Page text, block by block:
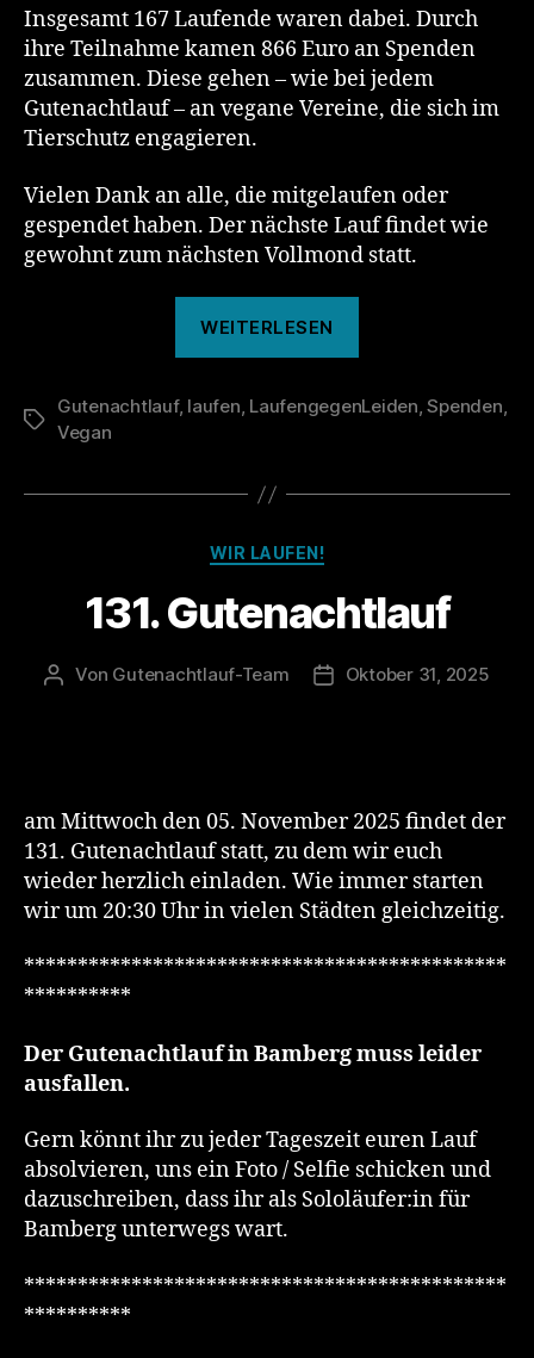
Insgesamt 167 Laufende waren dabei. Durch
ihre Teilnahme kamen 866 Euro an Spenden
zusammen. Diese gehen – wie bei jedem
Gutenachtlauf – an vegane Vereine, die sich im
Tierschutz engagieren.
Vielen Dank an alle, die mitgelaufen oder
gespendet haben. Der nächste Lauf findet wie
gewohnt zum nächsten Vollmond statt.
WEITERLESEN
131.
Schlagwörter
Gutenachtlauf, laufen, LaufengegenLeiden,Spenden,
Vegan
Kategorien
WIR LAUFEN!
131. Gutenachtlauf
Beitragsautor
Von Gutenachtlauf-Team Veröffentlichungsdatum
Oktober 31, 2025
am Mittwoch den 05. November 2025 findet der
131. Gutenachtlauf statt, zu dem wir euch
wieder herzlich einladen. Wie immer starten
wir um 20:30 Uhr in vielen Städten gleichzeitig.
*********************************************
**********
Der Gutenachtlauf in Bamberg muss leider
ausfallen.
Gern könnt ihr zu jeder Tageszeit euren Lauf
absolvieren, uns ein Foto / Selfie schicken und
dazuschreiben, dass ihr als Sololäufer:in für
Bamberg unterwegs wart.
*********************************************
**********